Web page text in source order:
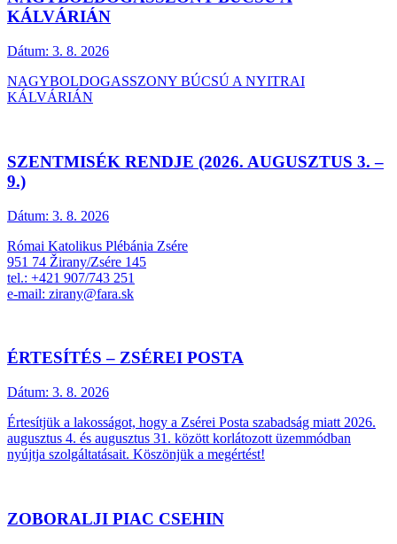
KÁLVÁRIÁN
Dátum: 3. 8. 2026
NAGYBOLDOGASSZONY BÚCSÚ A NYITRAI
KÁLVÁRIÁN
SZENTMISÉK RENDJE (2026. AUGUSZTUS 3. –
9.)
Dátum: 3. 8. 2026
Római Katolikus Plébánia Zsére
951 74 Žirany/Zsére 145
tel.: +421 907/743 251
e-mail: zirany@fara.sk
ÉRTESÍTÉS – ZSÉREI POSTA
Dátum: 3. 8. 2026
Értesítjük a lakosságot, hogy a Zsérei Posta szabadság miatt 2026.
augusztus 4. és augusztus 31. között korlátozott üzemmódban
nyújtja szolgáltatásait. Köszönjük a megértést!
ZOBORALJI PIAC CSEHIN